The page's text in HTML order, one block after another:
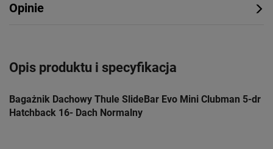
Opinie
Opis produktu i specyfikacja
Bagażnik Dachowy Thule SlideBar Evo Mini Clubman 5-dr
Hatchback 16- Dach Normalny